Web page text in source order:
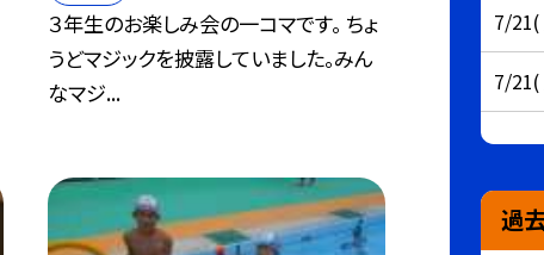
３年生のお楽しみ会の一コマです。 ちょ
うどマジックを披露していました。みん
なマジ...
7/
7/21(
過